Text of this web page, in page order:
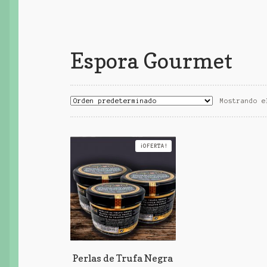
Espora Gourmet
Mostrando
Perlas de Trufa Negra
¡OFERTA!